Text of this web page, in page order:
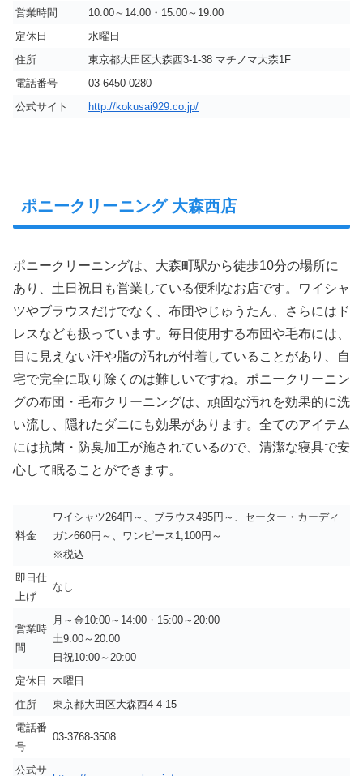
営業時間
10:00～14:00・15:00～19:00
定休日
水曜日
住所
東京都大田区大森西3-1-38 マチノマ大森1F
電話番号
03-6450-0280
公式サイト
http://kokusai929.co.jp/
ポニークリーニング 大森西店
ポニークリーニングは、大森町駅から徒歩10分の場所に
あり、土日祝日も営業している便利なお店です。ワイシャ
ツやブラウスだけでなく、布団やじゅうたん、さらにはド
レスなども扱っています。毎日使用する布団や毛布には、
目に見えない汗や脂の汚れが付着していることがあり、自
宅で完全に取り除くのは難しいですね。ポニークリーニン
グの布団・毛布クリーニングは、頑固な汚れを効果的に洗
い流し、隠れたダニにも効果があります。全てのアイテム
には抗菌・防臭加工が施されているので、清潔な寝具で安
心して眠ることができます。
料金
ワイシャツ264円～、ブラウス495円～、セーター・カーディ
ガン660円～、ワンピース1,100円～
※税込
即日仕
上げ
なし
営業時
間
月～金10:00～14:00・15:00～20:00
土9:00～20:00
日祝10:00～20:00
定休日
木曜日
住所
東京都大田区大森西4-4-15
電話番
号
03-3768-3508
公式サ